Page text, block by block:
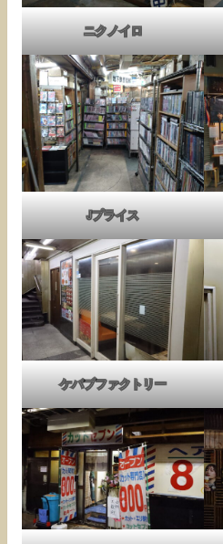
ニクノイロ
Jプライス
ケバブファクトリー